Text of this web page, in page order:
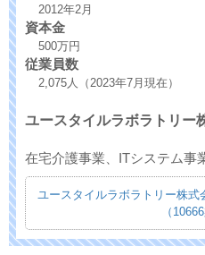
2012年2月
資本金
500万円
従業員数
2,075人（2023年7月現在）
ユースタイルラボラトリー
在宅介護事業、ITシステム事
ユースタイルラボラトリー株
（